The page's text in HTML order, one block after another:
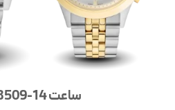
ساعت Laxmi 8509-14